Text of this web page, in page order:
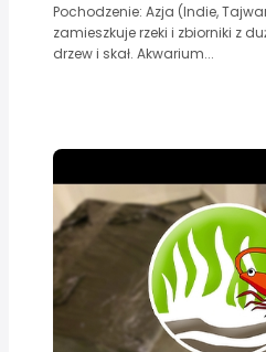
Pochodzenie: Azja (Indie,
zamieszkuje rzeki i zbiorniki z
drzew i skał. Akwarium...